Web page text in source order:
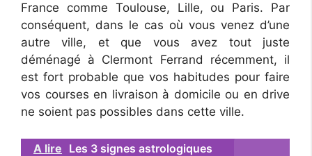
France comme Toulouse, Lille, ou Paris. Par
conséquent, dans le cas où vous venez d’une
autre ville, et que vous avez tout juste
déménagé à Clermont Ferrand récemment, il
est fort probable que vos habitudes pour faire
vos courses en livraison à domicile ou en drive
ne soient pas possibles dans cette ville.
A lire Les 3 signes astrologiques